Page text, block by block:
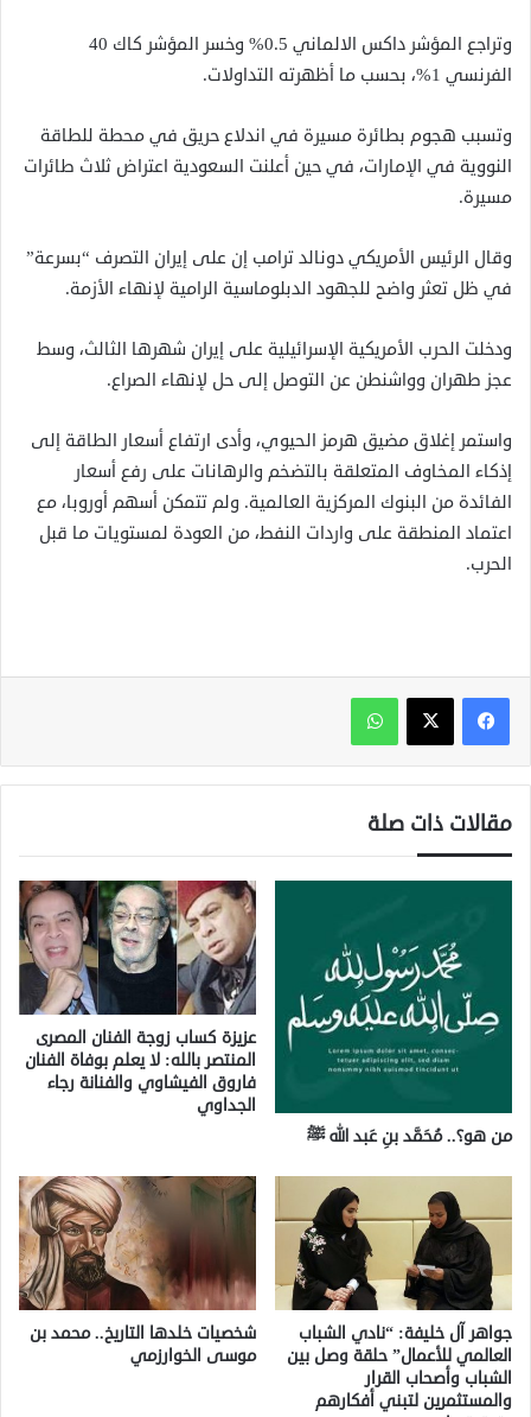
وتراجع المؤشر داكس الالماني ⁠0.5% وخسر المؤشر كاك 40
الفرنسي 1%، بحسب ما أظهرته التداولات.
وتسبب ​هجوم بطائرة مسيرة في اندلاع حريق في محطة للطاقة ​
النووية في الإمارات، في حين أعلنت السعودية اعتراض ثلاث طائرات
مسيرة.
وقال الرئيس الأمريكي دونالد ترامب إن على إيران التصرف “بسرعة”
في ظل ​تعثر واضح للجهود الدبلوماسية الرامية لإنهاء الأزمة.
ودخلت الحرب الأمريكية ​الإسرائيلية على إيران شهرها الثالث، وسط
عجز طهران وواشنطن عن التوصل ‌إلى ⁠حل لإنهاء الصراع.
واستمر إغلاق مضيق هرمز الحيوي، وأدى ارتفاع أسعار الطاقة إلى
إذكاء المخاوف المتعلقة بالتضخم والرهانات على رفع أسعار
الفائدة من البنوك المركزية العالمية. ولم تتمكن أسهم ​أوروبا، مع ​
اعتماد المنطقة على ⁠واردات النفط، من العودة لمستويات ما قبل
الحرب.
واتساب
مقالات ذات صلة
من هو؟.. مُحَمَّد بنِ عَبد الله ﷺ
عزيزة كساب زوجة الفنان المصرى
المنتصر بالله: لا يعلم بوفاة الفنان
فاروق الفيشاوي والفنانة رجاء
الجداوي
جواهر آل خليفة: “نادي الشباب
العالمي للأعمال” حلقة وصل بين
الشباب وأصحاب القرار
والمستثمرين لتبني أفكارهم
شخصيات خلدها التاريخ.. محمد بن
موسى الخوارزمي